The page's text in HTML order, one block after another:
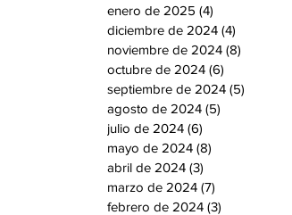
enero de 2025 (4)
diciembre de 2024 (4)
noviembre de 2024 (8)
octubre de 2024 (6)
septiembre de 2024 (5)
agosto de 2024 (5)
julio de 2024 (6)
mayo de 2024 (8)
abril de 2024 (3)
marzo de 2024 (7)
febrero de 2024 (3)